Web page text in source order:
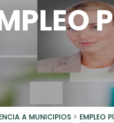
A MUNICIPIOS > EMPLEO